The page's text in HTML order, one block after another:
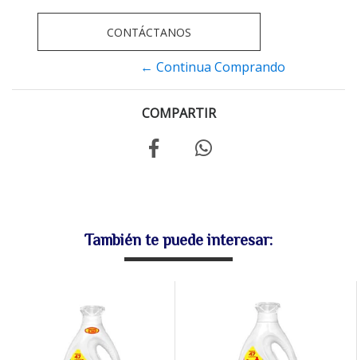
CONTÁCTANOS
← Continua Comprando
COMPARTIR
También te puede interesar: